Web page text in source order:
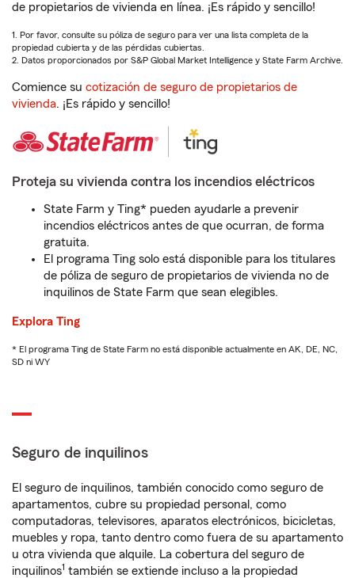
de propietarios de vivienda en línea. ¡Es rápido y sencillo!
1. Por favor, consulte su póliza de seguro para ver una lista completa de la
propiedad cubierta y de las pérdidas cubiertas.
2. Datos proporcionados por S&P Global Market Intelligence y State Farm Archive.
Comience su cotización de seguro de propietarios de
vivienda. ¡Es rápido y sencillo!
Proteja su vivienda contra los incendios eléctricos
State Farm y Ting* pueden ayudarle a prevenir
incendios eléctricos antes de que ocurran, de forma
gratuita.
El programa Ting solo está disponible para los titulares
de póliza de seguro de propietarios de vivienda no de
inquilinos de State Farm que sean elegibles.
Explora Ting
* El programa Ting de State Farm no está disponible actualmente en AK, DE, NC,
SD ni WY
Seguro de inquilinos
El seguro de inquilinos, también conocido como seguro de
apartamentos, cubre su propiedad personal, como
computadoras, televisores, aparatos electrónicos, bicicletas,
muebles y ropa, tanto dentro como fuera de su apartamento
u otra vivienda que alquile. La cobertura del seguro de
inquilinos1 también se extiende incluso a la propiedad